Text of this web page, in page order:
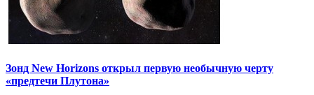
Зонд New Horizons открыл первую необычную черту
«предтечи Плутона»